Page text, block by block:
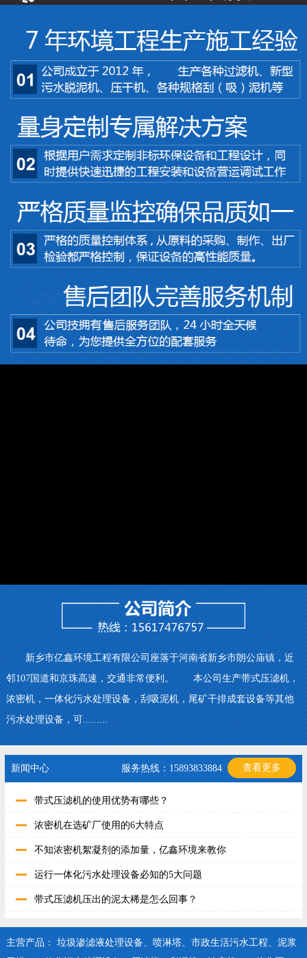
新乡市亿鑫环境工程有限公司座落于河南省新乡市朗公庙镇，近
邻107国道和京珠高速，交通非常便利。 本公司生产带式压滤机，
浓密机，一体化污水处理设备，刮吸泥机，尾矿干排成套设备等其他
污水处理设备，可.........
新闻中心 查看更多
服务热线：15893833884
带式压滤机的使用优势有哪些？
浓密机在选矿厂使用的6大特点
不知浓密机絮凝剂的添加量，亿鑫环境来教你
运行一体化污水处理设备必知的5大问题
带式压滤机压出的泥太稀是怎么回事？
主营产品： 垃圾渗滤液处理设备、 喷淋塔、 市政生活污水工程、 泥浆